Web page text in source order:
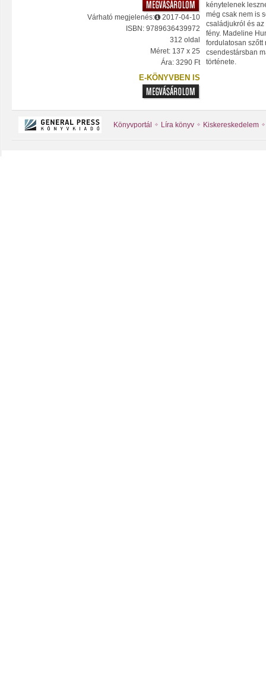
Várható megjelenés:
2017-04-10
ISBN: 9789636439972
312 oldal
Méret: 137 x 25
Ára: 3290 Ft
E-KÖNYVBEN IS
kénytelenek
még csak nem is
családjukról és
fény. Madeline
fordulatosan szőtt
csendestársban
története.
Könyvportál Líra könyv Kiskereskedelem